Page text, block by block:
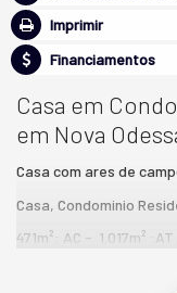
Imprimir
Financiamentos
Casa em
em Nova
Casa com ares de
Casa, Condominio
471m²: AC - 1.017m²
Avalia imóveis de